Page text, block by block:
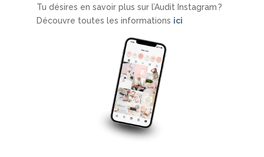
Tu désires en savoir plus sur l’Audit Instagram ?
Découvre toutes les informations ici